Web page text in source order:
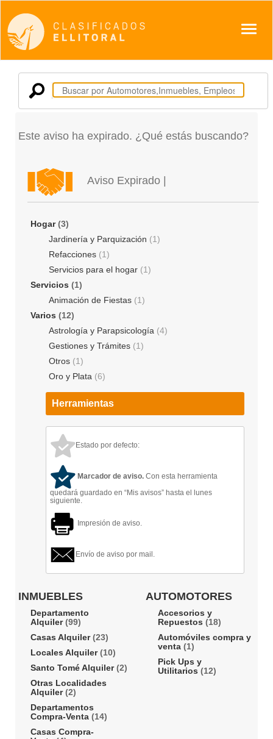
Este aviso ha expirado. ¿Qué estás buscando?
Aviso Expirado |
Hogar(3)
Jardinería y Parquización (1)
Refacciones (1)
Servicios para el hogar (1)
Servicios (1)
Animación de Fiestas (1)
Varios (12)
Astrología y Parapsicología (4)
Gestiones y Trámites (1)
Otros (1)
Oro y Plata (6)
Herramientas
Estado por defecto:
Marcador de aviso. Con esta herramienta
quedará guardado en “Mis avisos” hasta el lunes
siguiente.
Impresión de aviso.
Envío de aviso por mail.
INMUEBLES
Departamento
Alquiler(99)
Casas Alquiler(23)
Locales Alquiler(10)
Santo Tomé Alquiler(2)
Otras Localidades
Alquiler(2)
Departamentos
Compra-Venta (14)
Casas Compra-
AUTOMOTORES
Accesorios y
Repuestos (18)
Automóviles compra y
venta (1)
Pick Ups y
Utilitarios (12)